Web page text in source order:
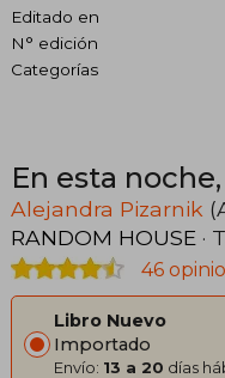
Editado en
N° edición
Categorías
En esta
Alejandra Pizarnik
RANDOM HOUSE ·
46
Libro Nuevo
Importado
Envío: 13 a 20 días